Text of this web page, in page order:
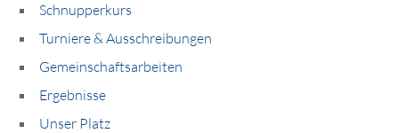
Schnupperkurs
Turniere & Ausschreibungen
Gemeinschaftsarbeiten
Ergebnisse
Unser Platz